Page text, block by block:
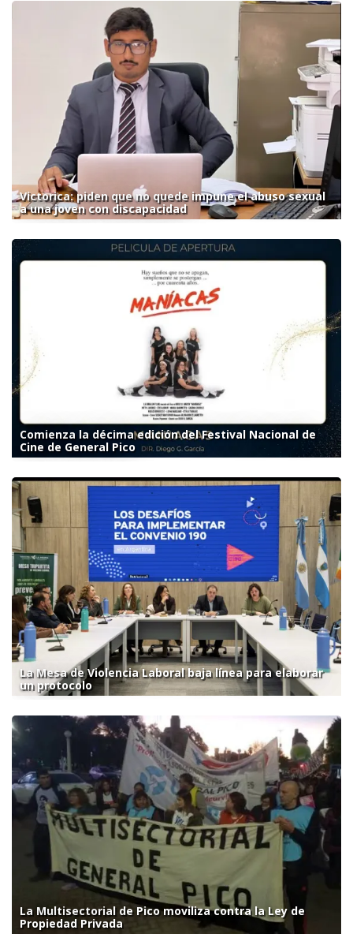
Victorica: piden que no quede impune el abuso sexual
a una joven con discapacidad
Comienza la décima edición del Festival Nacional de
Cine de General Pico
La Mesa de Violencia Laboral baja línea para elaborar
un protocolo
La Multisectorial de Pico moviliza contra la Ley de
Propiedad Privada